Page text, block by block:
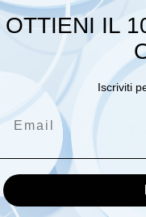
OTTIENI IL
Iscriviti